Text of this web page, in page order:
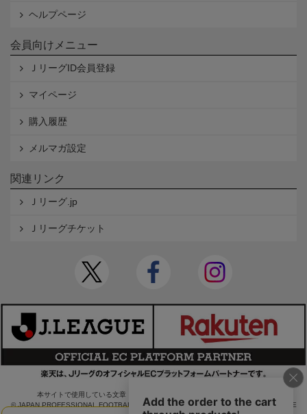
ヘルプページ
会員向けメニュー
ＪリーグID会員登録
マイページ
購入履歴
メルマガ設定
関連リンク
Ｊリーグ.jp
Ｊリーグチケット
本サイトで使用している文章・画像等の無断での複製・転載を禁止します。
© JAPAN PROFESSIONAL FOOTBALL LEAGUE Rakuten Group, Inc. ALL RIGHTS RE